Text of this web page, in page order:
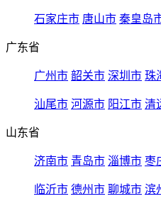
石家庄市 唐山市 秦皇岛
广东省
广州市 韶关市 深圳市 珠
汕尾市 河源市 阳江市 清
山东省
济南市 青岛市 淄博市 枣
临沂市 德州市 聊城市 滨